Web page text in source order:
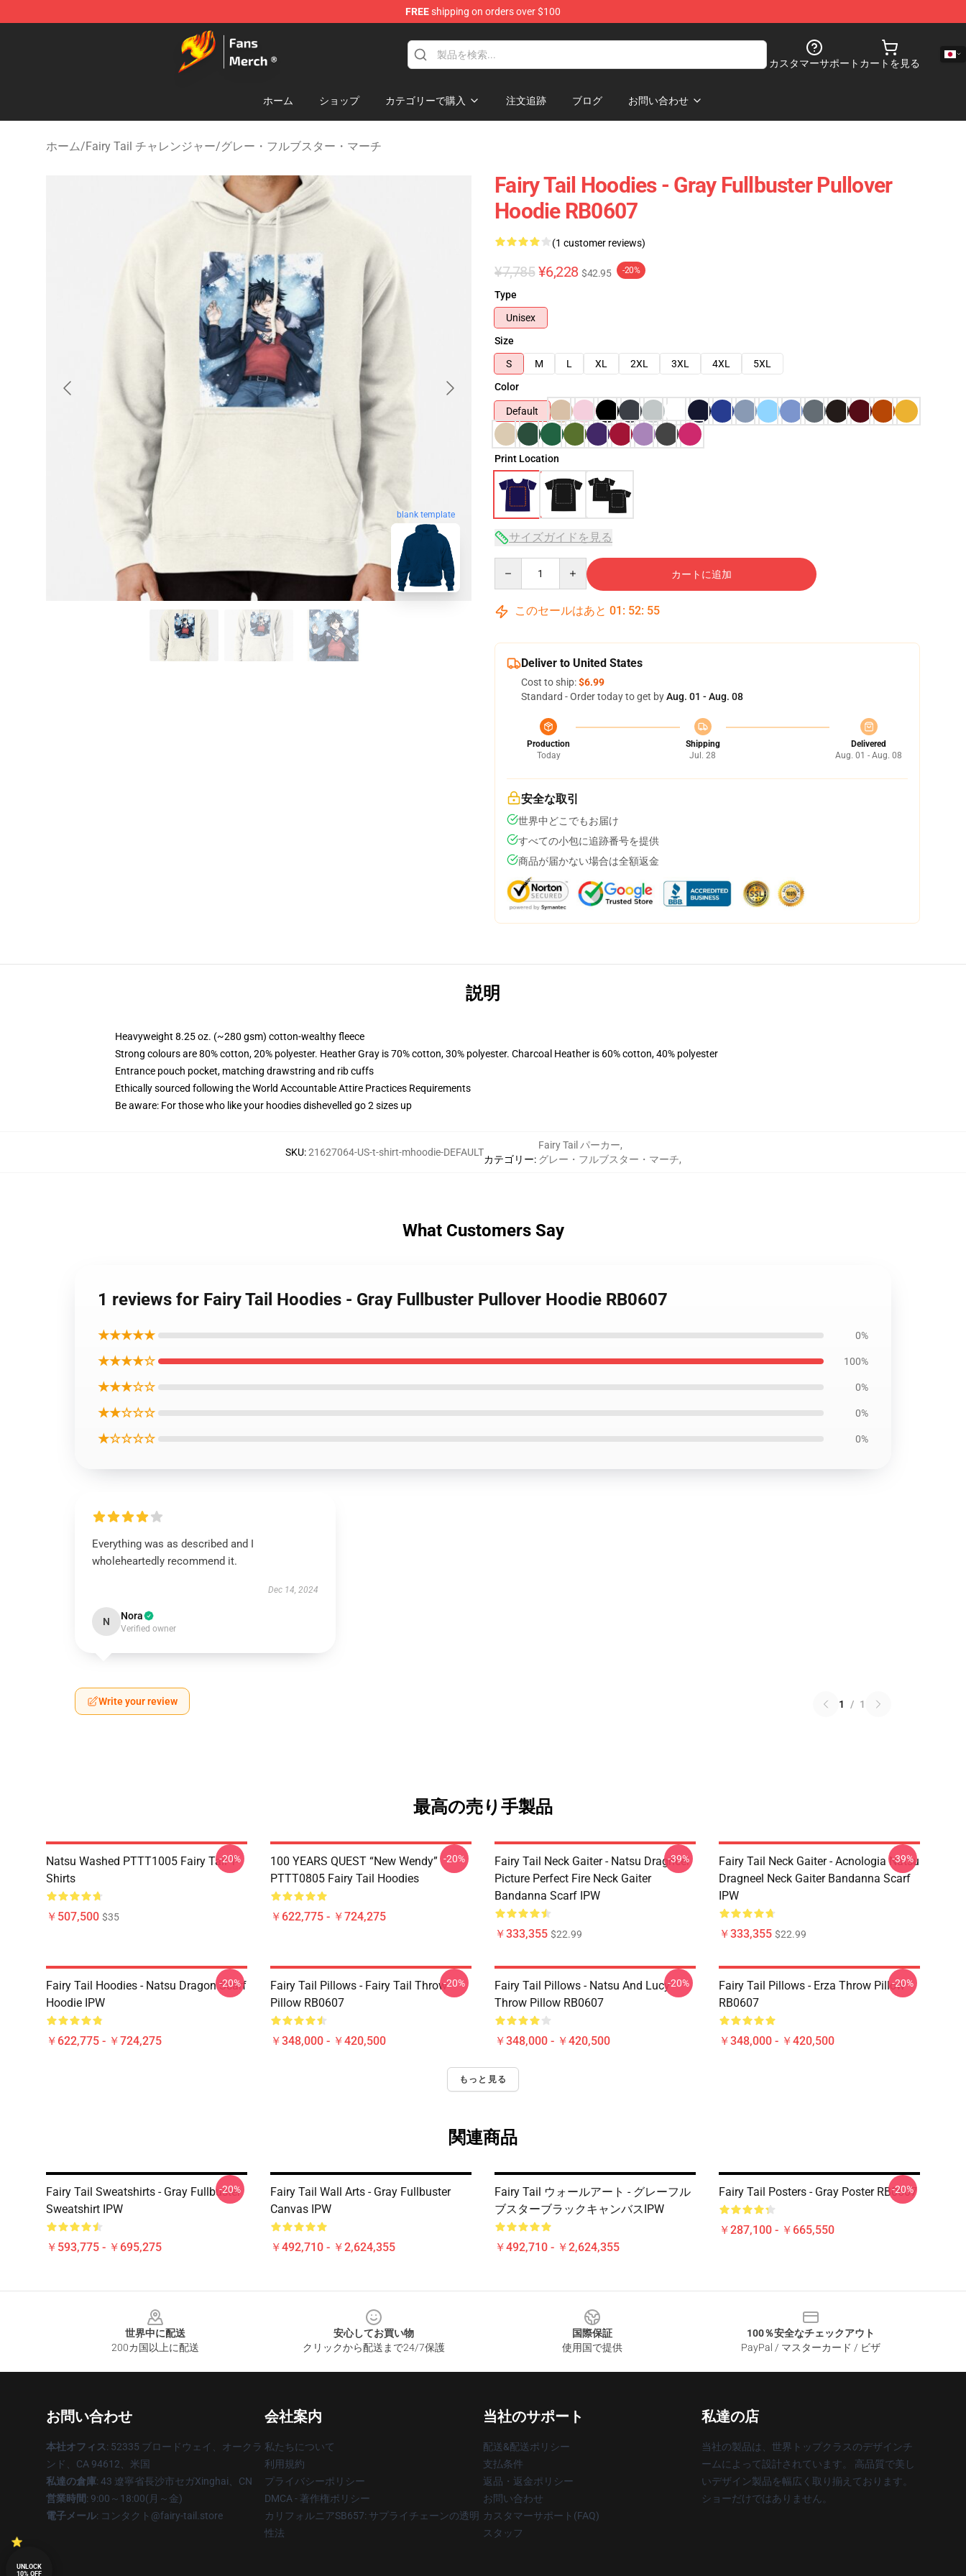
FREEshipping on orders over $100
Fairy Tail Store - Official Fairy Tail Merchandise Shop
カスタマーサポート カートを見る
ホーム ショップ カテゴリーで購入 注文追跡 ブログ お問い合わせ
ホーム/Fairy Tail チャレンジャー/グレー・フルブスター・マーチ
blank template
Fairy Tail Hoodies - Gray Fullbuster Pullover
Hoodie RB0607
(1 customer reviews)
¥7,785 ¥6,228 $42.95 -20%
Type
Unisex
Size
S
M L XL 2XL 3XL 4XL
5XL
Color
Default
Print Location
サイズガイドを見る
カートに追加
このセールはあと 01 : 52: 54
Deliver to United States
Cost to ship:$6.99
Standard - Order today to get byAug. 01 - Aug. 08
Production
Today
Shipping
Jul. 28
Delivered
Aug. 01 - Aug. 08
安全な取引
世界中どこでもお届け
すべての小包に追跡番号を提供
商品が届かない場合は全額返金
説明
Heavyweight 8.25 oz. (~280 gsm) cotton-wealthy fleece
Strong colours are 80% cotton, 20% polyester. Heather Gray is 70% cotton, 30% polyester. Charcoal Heather is 60% cotton, 40% polyester
Entrance pouch pocket, matching drawstring and rib cuffs
Ethically sourced following the World Accountable Attire Practices Requirements
Be aware: For those who like your hoodies dishevelled go 2 sizes up
SKU:21627064-US-t-shirt-mhoodie-DEFAULT
カテゴリー:
Fairy Tail パーカー,
グレー・フルブスター・マーチ,
What Customers Say
1 reviews for Fairy Tail Hoodies - Gray Fullbuster Pullover Hoodie RB0607
★★★★★ 0%
★★★★☆ 100%
★★★☆☆ 0%
★★☆☆☆ 0%
★☆☆☆☆ 0%
Everything was as described and I
wholeheartedly recommend it.
Dec 14, 2024
N Nora
Verified owner
Write your review 1 / 1
最高の売り手製品
Natsu Washed PTTT1005 Fairy Tail T-
Shirts
￥507,500 $35
-20%
100 YEARS QUEST “New Wendy”
PTTT0805 Fairy Tail Hoodies
￥622,775 - ￥724,275
-20%
Fairy Tail Neck Gaiter - Natsu Dragneel
Picture Perfect Fire Neck Gaiter
Bandanna Scarf IPW
￥333,355 $22.99
-39%
Fairy Tail Neck Gaiter - Acnologia Natsu
Dragneel Neck Gaiter Bandanna Scarf
IPW
￥333,355 $22.99
-39%
Fairy Tail Hoodies - Natsu Dragon Scarf
Hoodie IPW
￥622,775 - ￥724,275
-20%
Fairy Tail Pillows - Fairy Tail Throw
Pillow RB0607
￥348,000 - ￥420,500
-20%
Fairy Tail Pillows - Natsu And Lucy
Throw Pillow RB0607
￥348,000 - ￥420,500
-20%
Fairy Tail Pillows - Erza Throw Pillow
RB0607
￥348,000 - ￥420,500
-20%
もっと見る
関連商品
Fairy Tail Sweatshirts - Gray Fullbuster
Sweatshirt IPW
￥593,775 - ￥695,275
-20%
Fairy Tail Wall Arts - Gray Fullbuster
Canvas IPW
￥492,710 - ￥2,624,355
Fairy Tail ウォールアート - グレーフル
ブスターブラックキャンバスIPW
￥492,710 - ￥2,624,355
Fairy Tail Posters - Gray Poster RB0607
￥287,100 - ￥665,550
-20%
世界中に配送
200カ国以上に配送
安心してお買い物
クリックから配送まで24/7保護
国際保証
使用国で提供
100％安全なチェックアウト
PayPal / マスターカード / ビザ
お問い合わせ
本社オフィス: 52335 ブロードウェイ、オークラ
ンド、CA 94612、米国
私達の倉庫: 43 遼寧省長沙市セガXinghai、CN
営業時間: 9:00～18:00(月～金)
電子メール: コンタクト@fairy-tail.store
会社案内
私たちについて
利用規約
プライバシーポリシー
DMCA - 著作権ポリシー
カリフォルニアSB657: サプライチェーンの透明
性法
当社のサポート
配送&配送ポリシー
支払条件
返品・返金ポリシー
お問い合わせ
カスタマーサポート(FAQ)
スタッフ
私達の店
当社の製品は、世界トップクラスのデザインチ
ームによって設計されています。 高品質で美し
いデザイン製品を幅広く取り揃えております。
ショーだけではありません。
UNLOCK
10% OFF